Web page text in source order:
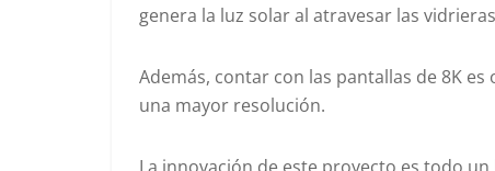
genera la luz solar al atravesar las
Además, contar con las pantallas de 8K
una mayor resolución.